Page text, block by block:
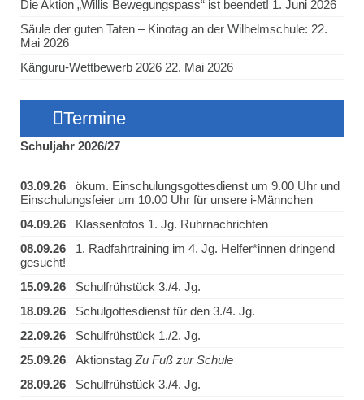
Die Aktion „Willis Bewegungspass“ ist beendet! 1. Juni 2026
Säule der guten Taten – Kinotag an der Wilhelmschule: 22.
Mai 2026
Känguru-Wettbewerb 2026 22. Mai 2026
Termine
Schuljahr 2026/27
03.09.26 ökum. Einschulungsgottesdienst um 9.00 Uhr und
Einschulungsfeier um 10.00 Uhr für unsere i-Männchen
04.09.26 Klassenfotos 1. Jg. Ruhrnachrichten
08.09.26 1. Radfahrtraining im 4. Jg. Helfer*innen dringend
gesucht!
15.09.26 Schulfrühstück 3./4. Jg.
18.09.26 Schulgottesdienst für den 3./4. Jg.
22.09.26 Schulfrühstück 1./2. Jg.
25.09.26 Aktionstag Zu Fuß zur Schule
28.09.26 Schulfrühstück 3./4. Jg.